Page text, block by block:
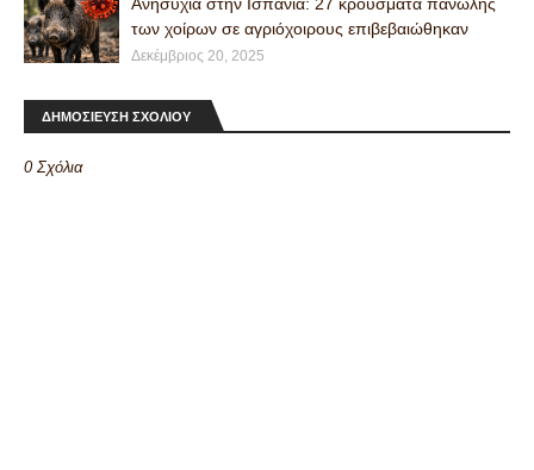
των χοίρων σε αγριόχοιρους επιβεβαιώθηκαν
Δεκέμβριος 20, 2025
ΔΗΜΟΣΙΕΥΣΗ ΣΧΟΛΙΟΥ
0 Σχόλια